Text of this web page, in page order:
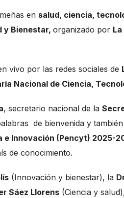
en salud, ciencia,
y Bienestar, organizado por
vivo por las redes sociales de
Nacional de Ciencia,
, secretario nacional de la
de bienvenida y
e Innovación (Pencyt) 2025-
de conocimiento.
(Innovación y bienestar), la
Sáez Llorens (Ciencia y